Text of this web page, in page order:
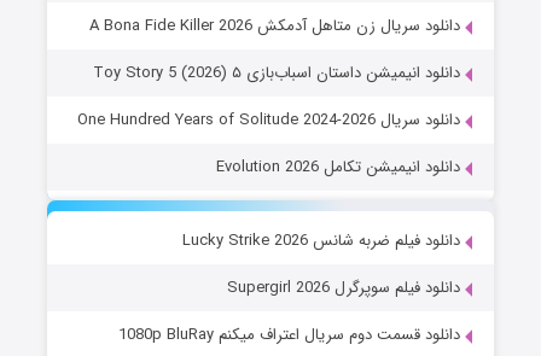
دانلود سریال زن متاهل آدمکش A Bona Fide Killer 2026
دانلود انیمیشن داستان اسباب‌بازی ۵ Toy Story 5 (2026)
دانلود سریال One Hundred Years of Solitude 2024-2026
دانلود انیمیشن تکامل Evolution 2026
دانلود فیلم ضربه شانس Lucky Strike 2026
دانلود فیلم سوپرگرل Supergirl 2026
دانلود قسمت دوم سریال اعتراف میکنم 1080p BluRay